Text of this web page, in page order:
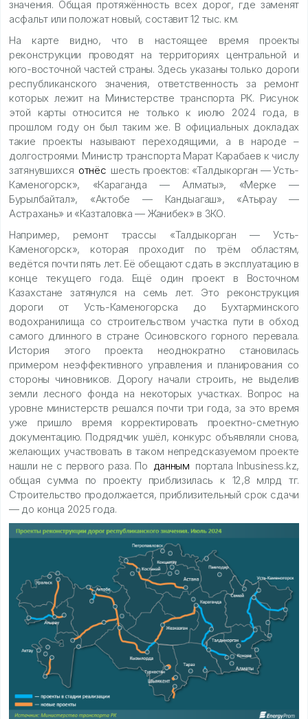
значения. Общая протяжённость всех дорог, где заменят
асфальт или положат новый, составит 12 тыс. км.
На карте видно, что в настоящее время проекты
реконструкции проводят на территориях центральной и
юго-восточной частей страны. Здесь указаны только дороги
республиканского значения, ответственность за ремонт
которых лежит на Министерстве транспорта РК. Рисунок
этой карты относится не только к июлю 2024 года, в
прошлом году он был таким же. В официальных докладах
такие проекты называют переходящими, а в народе –
долгостроями. Министр транспорта Марат Карабаев к числу
затянувшихся отнёс шесть проектов: «Талдыкорган — Усть-
Каменогорск», «Караганда — Алматы», «Мерке —
Бурылбайтал», «Актобе — Кандыагаш», «Атырау —
Астрахань» и «Казталовка — Жанибек» в ЗКО.
Например, ремонт трассы «Талдыкорган — Усть-
Каменогорск», которая проходит по трём областям,
ведётся почти пять лет. Её обещают сдать в эксплуатацию в
конце текущего года. Ещё один проект в Восточном
Казахстане затянулся на семь лет. Это реконструкция
дороги от Усть-Каменогорска до Бухтарминского
водохранилища со строительством участка пути в обход
самого длинного в стране Осиновского горного перевала.
История этого проекта неоднократно становилась
примером неэффективного управления и планирования со
стороны чиновников. Дорогу начали строить, не выделив
земли лесного фонда на некоторых участках. Вопрос на
уровне министерств решался почти три года, за это время
уже пришло время корректировать проектно-сметную
документацию. Подрядчик ушёл, конкурс объявляли снова,
желающих участвовать в таком непредсказуемом проекте
нашли не с первого раза. По данным портала Inbusiness.kz,
общая сумма по проекту приблизилась к 12,8 млрд тг.
Строительство продолжается, приблизительный срок сдачи
— до конца 2025 года.